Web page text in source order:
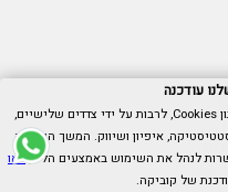
055-
עודכנה
באתר זה נעשה שימוש בטכנולוגיות איסוף מידע כגון Cookies, לרבות על ידי צדדים שלישיים,
איפיון ושיווק. המשך הגלישה
לנהל את השימוש באמצעים הללו,ראו
של קוביקה.